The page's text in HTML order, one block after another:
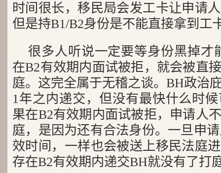
时间很长，移民局会发工卡让申请
但是持B1/B2身份是不能直接拿到工
很多人听说一定要等身份黑掉才
在B2有效期内面试被拒，就会被直
庭。这完全属于无稽之谈。BH政治
1年之内递交，但没有最快什么时
果在B2有效期内面试被拒，申请人
庭，是因为还有合法身份。一旦申
效时间，一样也会被送上移民法庭
存在B2有效期内递交BH就没有了打